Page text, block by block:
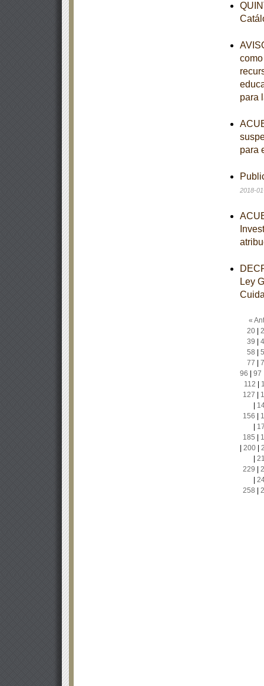
para
para
2018-
Ley
«
20|
39
58
77
96
97
112
127
156
185
200|
229
258